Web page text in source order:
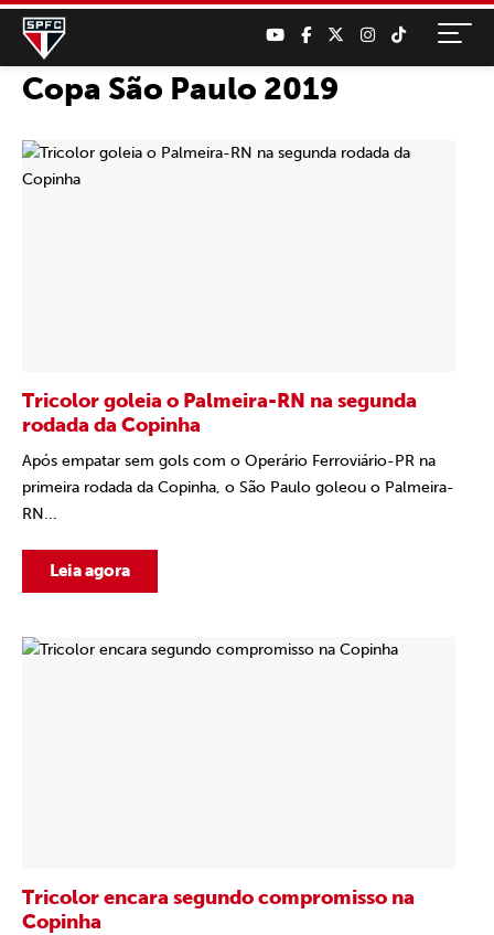
Copa São Paulo 2019
Tricolor goleia o Palmeira-RN na segunda
rodada da Copinha
Após empatar sem gols com o Operário Ferroviário-PR na
primeira rodada da Copinha, o São Paulo goleou o Palmeira-
RN...
Leia agora
Tricolor encara segundo compromisso na
Copinha